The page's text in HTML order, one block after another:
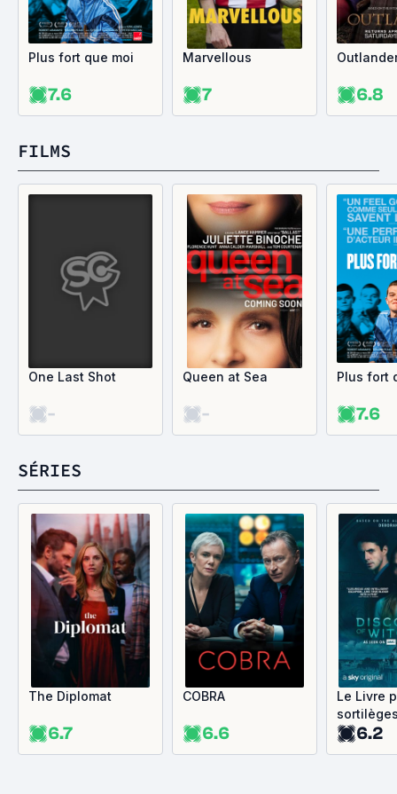
Plus fort que moi
7.6
Marvellous
7 6.8
FILMS
One Last Shot
-
Queen at Sea
-
Plus fort
7.6
SÉRIES
The Diplomat
6.7
COBRA
6.6
Le Livre
6.2